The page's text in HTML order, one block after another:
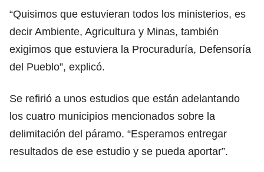
“Quisimos que estuvieran todos los ministerios, es
decir Ambiente, Agricultura y Minas, también
exigimos que estuviera la Procuraduría, Defensoría
del Pueblo”, explicó.
Se refirió a unos estudios que están adelantando
los cuatro municipios mencionados sobre la
delimitación del páramo. “Esperamos entregar
resultados de ese estudio y se pueda aportar”.